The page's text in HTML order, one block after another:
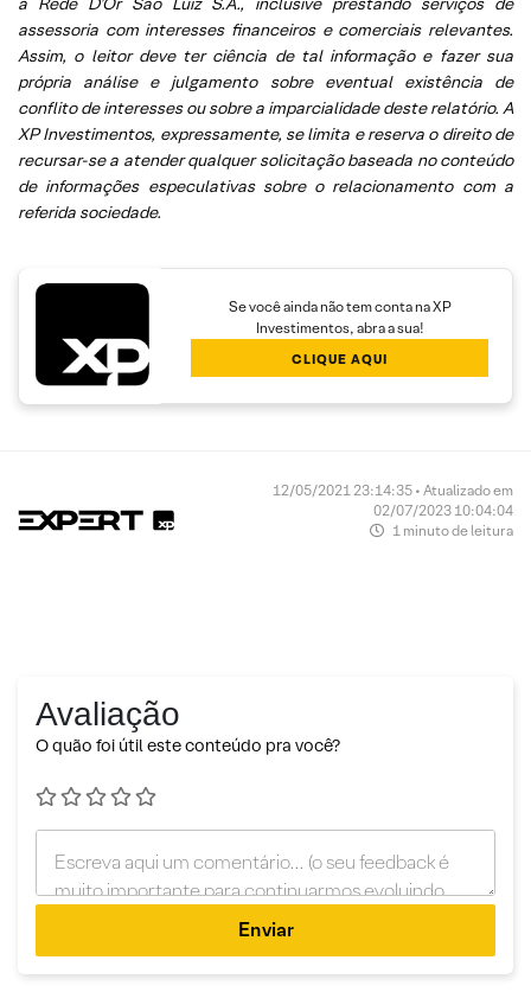
assessoria com interesses financeiros e comerciais relevantes.
Assim, o leitor deve ter ciência de tal informação e fazer sua
própria análise e julgamento sobre eventual existência de
conflito de interesses ou sobre a imparcialidade deste relatório. A
XP Investimentos, expressamente, se limita e reserva o direito de
recursar-se a atender qualquer solicitação baseada no conteúdo
de informações especulativas sobre o relacionamento com a
referida sociedade.
Se você ainda não tem conta na XP
Investimentos, abra a sua!
CLIQUE AQUI
12/05/2021 23:14:35 • Atualizado em
02/07/2023 10:04:04
1 minuto de leitura
Avaliação
O quão foi útil este conteúdo pra você?
Enviar